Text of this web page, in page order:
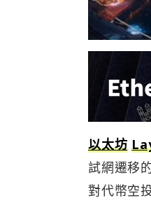
以太坊
試網遷移
對代幣空